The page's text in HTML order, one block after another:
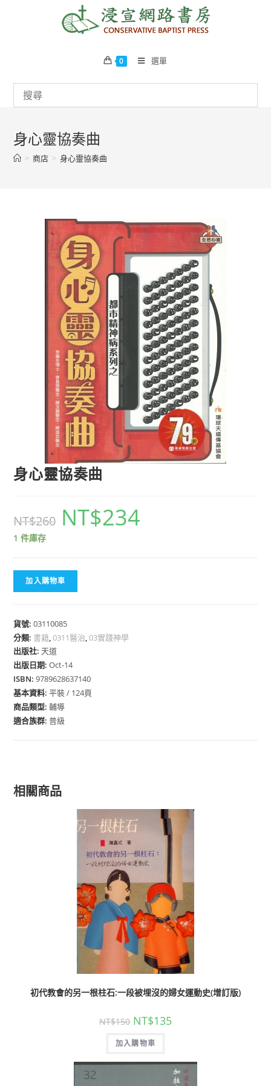
0 選單
身心靈協奏曲
> 商店 > 身心靈協奏曲
身心靈協奏曲
NT$260 NT$234
1 件庫存
加入購物車
貨號:03110085
分類: 書籍,0311醫治,03實踐神學
出版社:天道
出版日期:Oct-14
ISBN:9789628637140
基本資料:平裝 / 124頁
商品類型:輔導
適合族群:普級
相關商品
初代教會的另一根柱石:一段被埋沒的婦女運動史(增訂版)
NT$150 NT$135
加入購物車